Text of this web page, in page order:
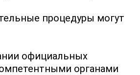
процедуры могут
официальных
органами